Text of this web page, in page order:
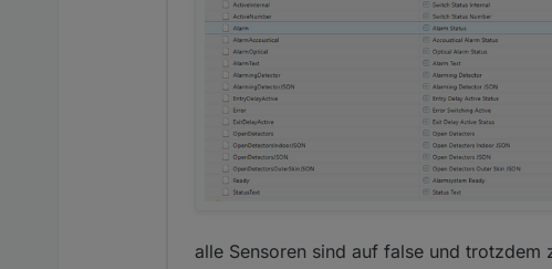
alle Sensoren sind auf false und